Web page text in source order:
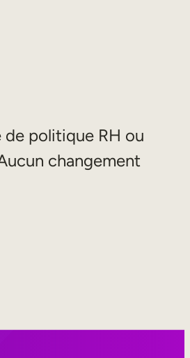
de politique RH ou
changement